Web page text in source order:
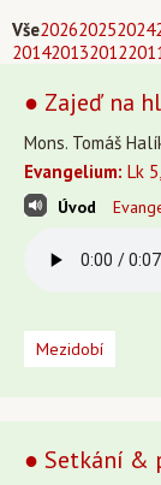
Vše202620252024
201420132012
● Zajeď na
Mons. Tomáš
Evangelium: Lk
Úvod
Mezidobí
● Setkání &